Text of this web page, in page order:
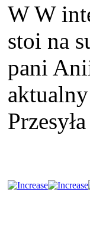
W W
stoi na
pani